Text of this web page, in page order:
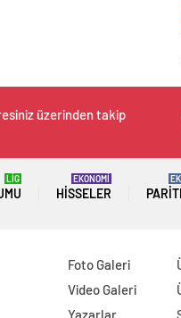
üzerinden takip
LİG
HISSELER
EKONOMİ
Foto Galeri
Video Galeri
Yazarlar